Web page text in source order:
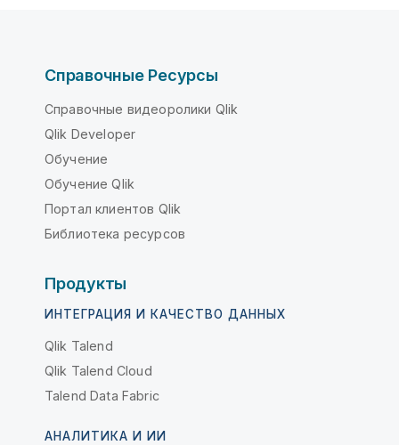
Справочные Ресурсы
Справочные видеоролики Qlik
Qlik Developer
Обучение
Обучение Qlik
Портал клиентов Qlik
Библиотека ресурсов
Продукты
ИНТЕГРАЦИЯ И КАЧЕСТВО ДАННЫХ
Qlik Talend
Qlik Talend Cloud
Talend Data Fabric
АНАЛИТИКА И ИИ